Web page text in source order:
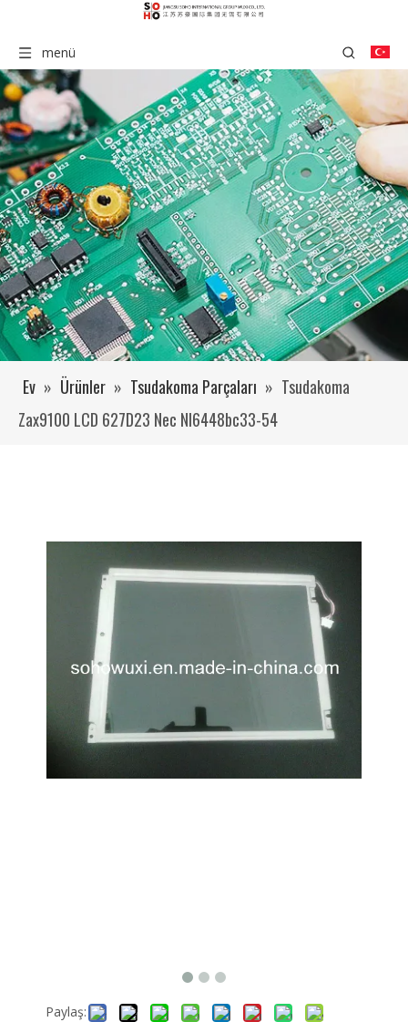
menü
Ev » Ürünler » Tsudakoma Parçaları » Tsudakoma
Zax9100 LCD 627D23 Nec Nl6448bc33-54
Paylaş: